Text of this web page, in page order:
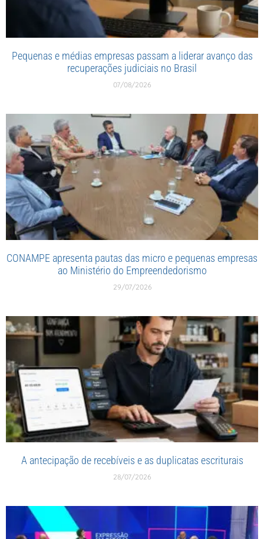
Pequenas e médias empresas passam a liderar avanço das
recuperações judiciais no Brasil
07/08/2026
CONAMPE apresenta pautas das micro e pequenas empresas
ao Ministério do Empreendedorismo
29/07/2026
A antecipação de recebíveis e as duplicatas escriturais
28/07/2026